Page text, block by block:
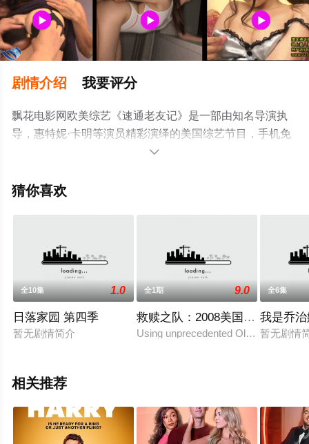
剧情介绍 我要评分
飘花电影网欧美综艺《速通老友记》是一部由知名导演执
导，惠特妮·卡明等演员精彩演绎的美国综艺节目，手机免
费观看高清未删减完整版综艺节目就上飘花影院，更多剧

猜你喜欢
全10集 1.0
日落家园 第四季
暂无剧情简介
全1期 9.0
救赎之队：2008美国男篮奥运梦
Using unprecedented Olympic
全6集
我是乔
暂无剧情
相关推荐